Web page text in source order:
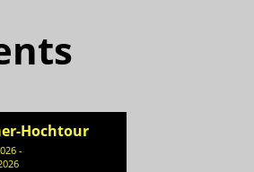
Hochtour
-